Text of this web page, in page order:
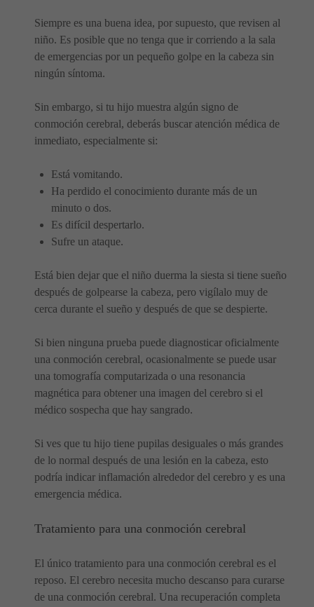
Siempre es una buena idea, por supuesto, que revisen al
niño. Es posible que no tenga que ir corriendo a la sala
de emergencias por un pequeño golpe en la cabeza sin
ningún síntoma.
Sin embargo, si tu hijo muestra algún signo de
conmoción cerebral, deberás buscar atención médica de
inmediato, especialmente si:
Está vomitando.
Ha perdido el conocimiento durante más de un
minuto o dos.
Es difícil despertarlo.
Sufre un ataque.
Está bien dejar que el niño duerma la siesta si tiene sueño
después de golpearse la cabeza, pero vigílalo muy de
cerca durante el sueño y después de que se despierte.
Si bien ninguna prueba puede diagnosticar oficialmente
una conmoción cerebral, ocasionalmente se puede usar
una tomografía computarizada o una resonancia
magnética para obtener una imagen del cerebro si el
médico sospecha que hay sangrado.
Si ves que tu hijo tiene pupilas desiguales o más grandes
de lo normal después de una lesión en la cabeza, esto
podría indicar inflamación alrededor del cerebro y es una
emergencia médica.
Tratamiento para una conmoción cerebral
El único tratamiento para una conmoción cerebral es el
reposo. El cerebro necesita mucho descanso para curarse
de una conmoción cerebral. Una recuperación completa